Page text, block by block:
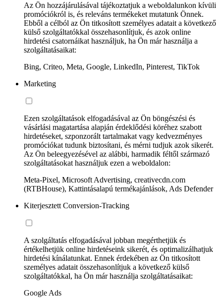
Az Ön hozzájárulásával tájékoztatjuk a weboldalunkon kívüli
promóciókról is, és releváns termékeket mutatunk Önnek.
Ebből a célból az Ön titkosított személyes adatait a következő
külső szolgáltatókkal összehasonlítjuk, és azok online
hirdetési csatornáikat használjuk, ha Ön már használja a
szolgáltatásaikat:
Bing, Criteo, Meta, Google, LinkedIn, Pinterest, TikTok
Marketing
Ezen szolgáltatások elfogadásával az Ön böngészési és
vásárlási magatartása alapján érdeklődési köréhez szabott
hirdetéseket, szponzorált tartalmakat vagy kedvezményes
promóciókat tudunk biztosítani, és mérni tudjuk azok sikerét.
Az Ön beleegyezésével az alábbi, harmadik féltől származó
szolgáltatásokat használjuk ezen a weboldalon:
Meta-Pixel, Microsoft Advertising, creativecdn.com
(RTBHouse), Kattintásalapú termékajánlások, Ads Defender
Kiterjesztett Conversion-Tracking
A szolgáltatás elfogadásával jobban megérthetjük és
értékelhetjük online hirdetéseink sikerét, és optimalizálhatjuk
hirdetési kínálatunkat. Ennek érdekében az Ön titkosított
személyes adatait összehasonlítjuk a következő külső
szolgáltatókkal, ha Ön már használja szolgáltatásaikat:
Google Ads